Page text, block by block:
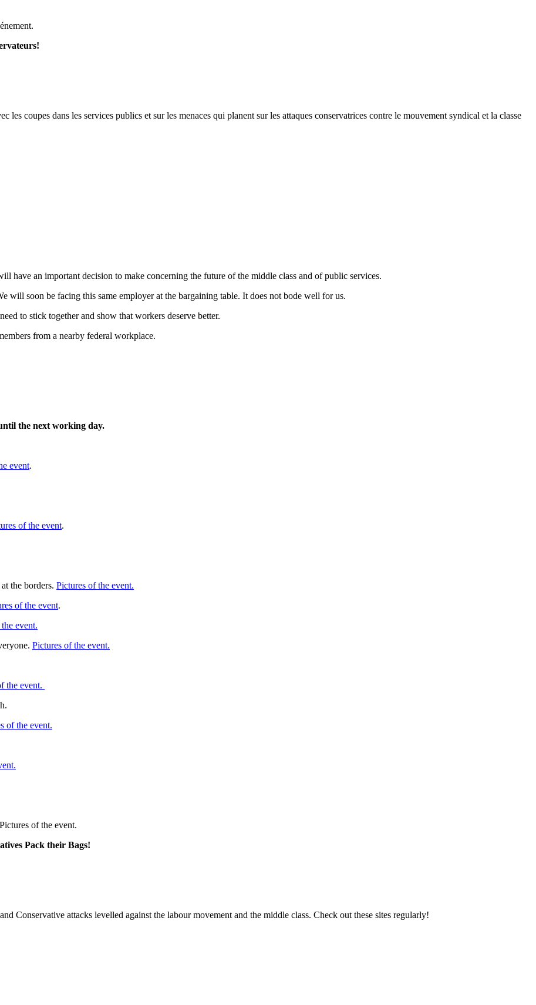
coupes dans les services publics et sur les menaces qui planent sur les attaques conservatrices contre le mouvement syndical et la classe
have an important decision to make concerning the future of the middle class and of public services.
will soon be facing this same employer at the bargaining table. It does not bode well for us.
to stick together and show that workers deserve better.
from a nearby federal workplace.
the next working day.
event.
of the event.
the borders. Pictures of the event.
of the event.
event.
Pictures of the event.
the event.
of the event.
of the event.
Pack their Bags!
Conservative attacks levelled against the labour movement and the middle class. Check out these sites regularly!